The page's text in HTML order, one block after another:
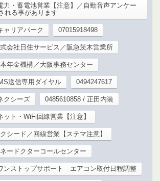
力・蓄電池営業【注意】／自動音声アンケー
れる事があります
ャリアパーク 07015918498
会社日住サービス／阪急茨木営業所
年金機構／大阪事務センター
送信専用ダイヤル 0494247617
クシーズ 0485610858 / 正田内装
ット・WiFi回線営業【注意】
シード／回線営業【ステマ注意】
ードクターコールセンター
ンストップサポート エアコン取付日程調整